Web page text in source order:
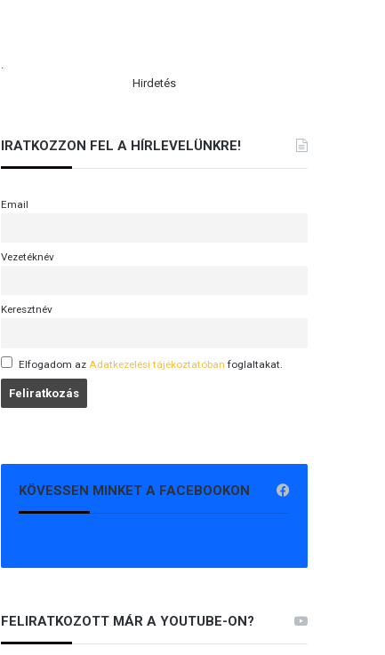
.
Hirdetés
IRATKOZZON FEL A HÍRLEVELÜNKRE!
Email
Vezetéknév
Keresztnév
Elfogadom az Adatkezelési tájékoztatóban foglaltakat.
KÖVESSEN MINKET A FACEBOOKON
FELIRATKOZOTT MÁR A YOUTUBE-ON?